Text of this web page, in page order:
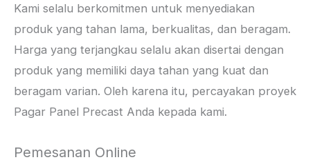
Kami selalu berkomitmen untuk menyediakan
produk yang tahan lama, berkualitas, dan beragam.
Harga yang terjangkau selalu akan disertai dengan
produk yang memiliki daya tahan yang kuat dan
beragam varian. Oleh karena itu, percayakan proyek
Pagar Panel Precast Anda kepada kami.
Pemesanan Online